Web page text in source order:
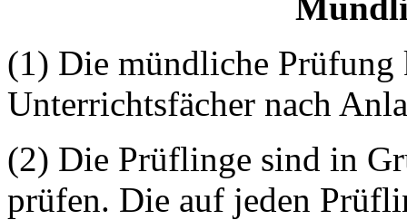
(1) Die mündliche Prüfung
Unterrichtsfächer nach
(2) Die Prüflinge sind in
prüfen. Die auf jeden